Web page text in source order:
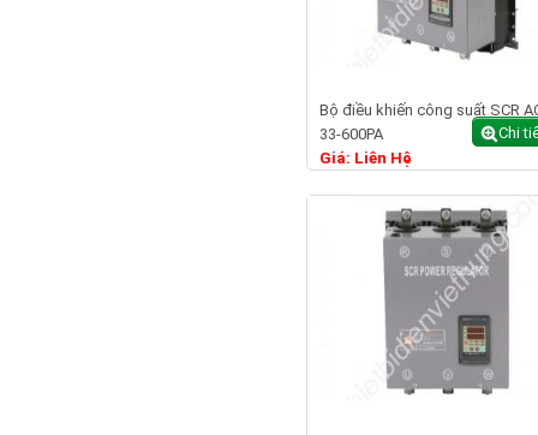
Bộ điều khiến công suất SCR
33-600PA
Giá: Liên Hệ
Chi